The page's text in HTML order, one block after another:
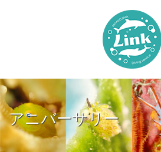
アニバーサリー